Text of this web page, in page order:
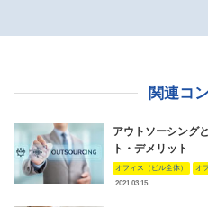
関連コ
アウトソーシング
ト・デメリット
オフィス（ビル全体） オ
2021.03.15